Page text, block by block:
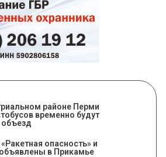
районе Перми
временно будут
объезд
опасность» и
в Прикамье